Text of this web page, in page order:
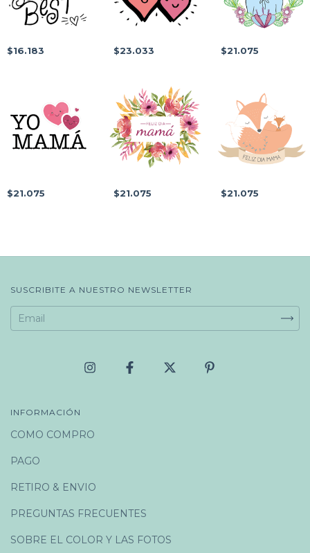
$16.183 $23.033 $21.075
$21.075 $21.075 $21.075
SUSCRIBITE A NUESTRO NEWSLETTER
INFORMACIÓN
COMO COMPRO
PAGO
RETIRO & ENVIO
PREGUNTAS FRECUENTES
SOBRE EL COLOR Y LAS FOTOS